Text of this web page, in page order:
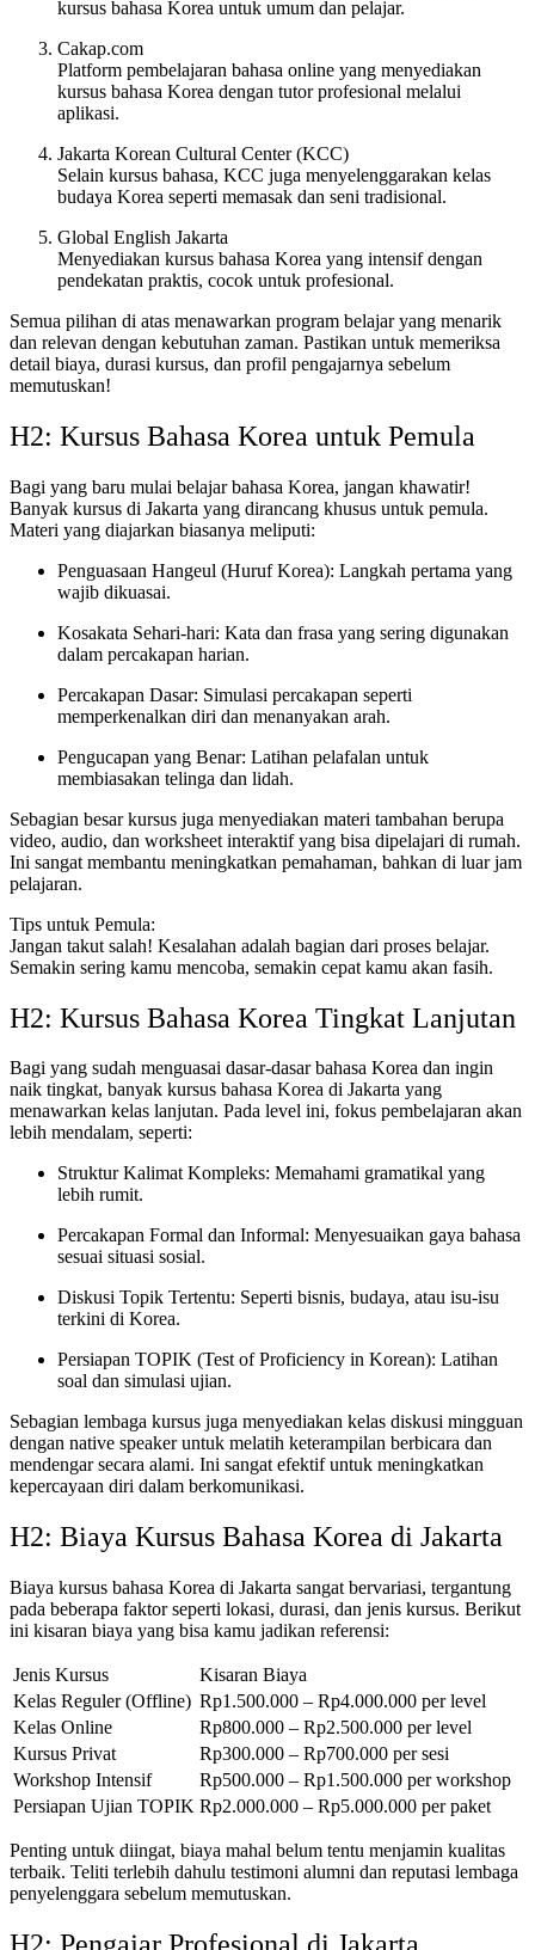
kursus bahasa Korea untuk umum dan pelajar.
Cakap.com
Platform pembelajaran bahasa online yang menyediakan
kursus bahasa Korea dengan tutor profesional melalui
aplikasi.
Jakarta Korean Cultural Center (KCC)
Selain kursus bahasa, KCC juga menyelenggarakan kelas
budaya Korea seperti memasak dan seni tradisional.
Global English Jakarta
Menyediakan kursus bahasa Korea yang intensif dengan
pendekatan praktis, cocok untuk profesional.
Semua pilihan di atas menawarkan program belajar yang menarik
dan relevan dengan kebutuhan zaman. Pastikan untuk memeriksa
detail biaya, durasi kursus, dan profil pengajarnya sebelum
memutuskan!
H2: Kursus Bahasa Korea untuk Pemula
Bagi yang baru mulai belajar bahasa Korea, jangan khawatir!
Banyak kursus di Jakarta yang dirancang khusus untuk pemula.
Materi yang diajarkan biasanya meliputi:
Penguasaan Hangeul (Huruf Korea): Langkah pertama yang
wajib dikuasai.
Kosakata Sehari-hari: Kata dan frasa yang sering digunakan
dalam percakapan harian.
Percakapan Dasar: Simulasi percakapan seperti
memperkenalkan diri dan menanyakan arah.
Pengucapan yang Benar: Latihan pelafalan untuk
membiasakan telinga dan lidah.
Sebagian besar kursus juga menyediakan materi tambahan berupa
video, audio, dan worksheet interaktif yang bisa dipelajari di rumah.
Ini sangat membantu meningkatkan pemahaman, bahkan di luar jam
pelajaran.
Tips untuk Pemula:
Jangan takut salah! Kesalahan adalah bagian dari proses belajar.
Semakin sering kamu mencoba, semakin cepat kamu akan fasih.
H2: Kursus Bahasa Korea Tingkat Lanjutan
Bagi yang sudah menguasai dasar-dasar bahasa Korea dan ingin
naik tingkat, banyak kursus bahasa Korea di Jakarta yang
menawarkan kelas lanjutan. Pada level ini, fokus pembelajaran akan
lebih mendalam, seperti:
Struktur Kalimat Kompleks: Memahami gramatikal yang
lebih rumit.
Percakapan Formal dan Informal: Menyesuaikan gaya bahasa
sesuai situasi sosial.
Diskusi Topik Tertentu: Seperti bisnis, budaya, atau isu-isu
terkini di Korea.
Persiapan TOPIK (Test of Proficiency in Korean): Latihan
soal dan simulasi ujian.
Sebagian lembaga kursus juga menyediakan kelas diskusi mingguan
dengan native speaker untuk melatih keterampilan berbicara dan
mendengar secara alami. Ini sangat efektif untuk meningkatkan
kepercayaan diri dalam berkomunikasi.
H2: Biaya Kursus Bahasa Korea di Jakarta
Biaya kursus bahasa Korea di Jakarta sangat bervariasi, tergantung
pada beberapa faktor seperti lokasi, durasi, dan jenis kursus. Berikut
ini kisaran biaya yang bisa kamu jadikan referensi:
Jenis Kursus
Kisaran Biaya
Kelas Reguler (Offline) Rp1.500.000 – Rp4.000.000 per level
Kelas Online
Rp800.000 – Rp2.500.000 per level
Kursus Privat
Rp300.000 – Rp700.000 per sesi
Workshop Intensif
Rp500.000 – Rp1.500.000 per workshop
Persiapan Ujian TOPIK Rp2.000.000 – Rp5.000.000 per paket
Penting untuk diingat, biaya mahal belum tentu menjamin kualitas
terbaik. Teliti terlebih dahulu testimoni alumni dan reputasi lembaga
penyelenggara sebelum memutuskan.